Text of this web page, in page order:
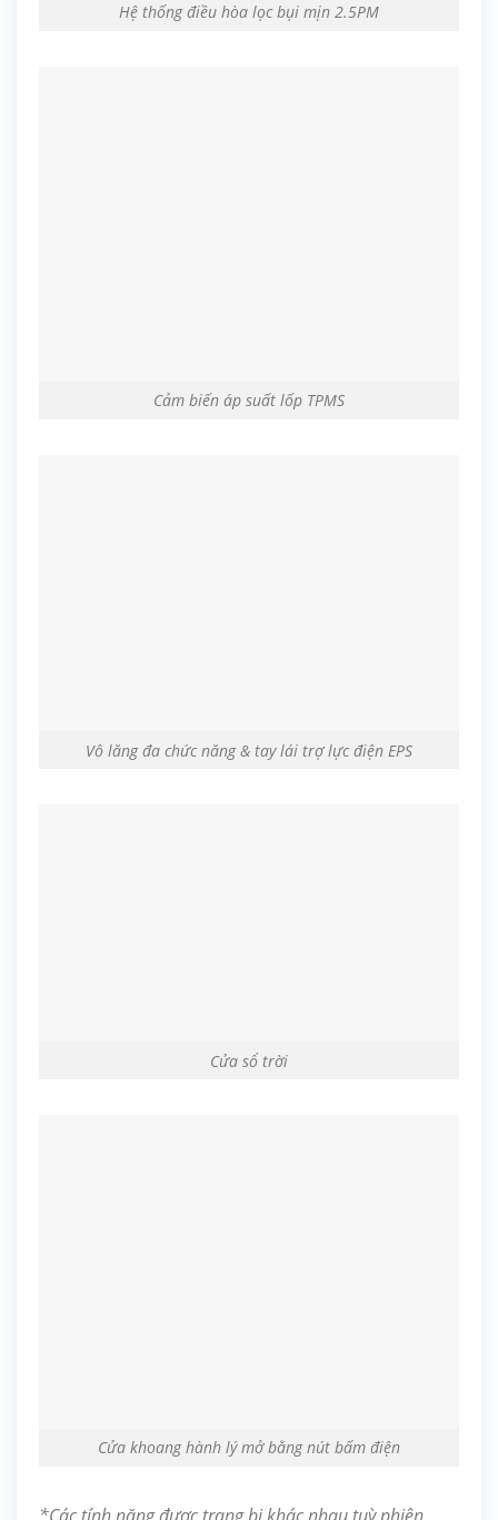
Hệ thống điều hòa lọc bụi mịn 2.5PM
Cảm biến áp suất lốp TPMS
Vô lăng đa chức năng & tay lái trợ lực điện EPS
Cửa sổ trời
Cửa khoang hành lý mở bằng nút bấm điện